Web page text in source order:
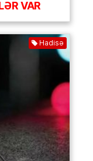
VAR
Hadisə